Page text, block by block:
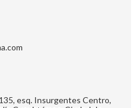
esq. Insurgentes Centro,